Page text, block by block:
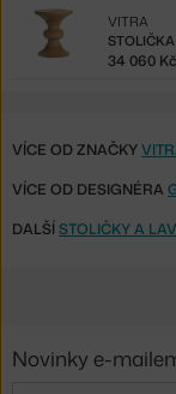
VITRA
34 060 Kč
VÍCE OD ZNAČKY
VÍCE OD DESIGNÉRA
DALŠÍSTOLIČKY A
Novinky e-